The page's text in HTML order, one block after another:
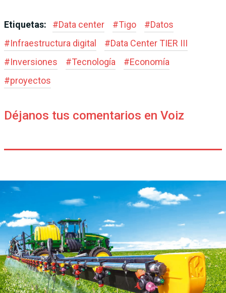
Etiquetas: #Data center #Tigo #Datos
#Infraestructura digital #Data Center TIER III
#Inversiones #Tecnología #Economía
#proyectos
Déjanos tus comentarios en Voiz